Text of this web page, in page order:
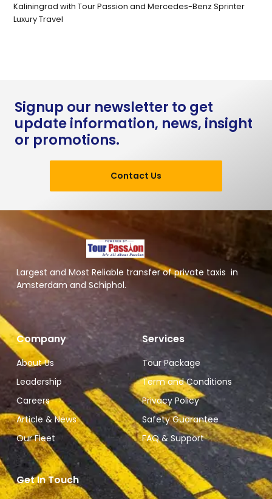
Kaliningrad with Tour Passion and Mercedes-Benz Sprinter
Luxury Travel
Signup our newsletter to get
update information, news, insight
or promotions.
Contact Us
Largest and Most Reliable transfer of private taxis in
Amsterdam and Schiphol.
Company
About Us
Leadership
Careers
Article & News
Our Fleet
Services
Tour Package
Term and Conditions
Privacy Policy
Safety Guarantee
FAQ & Support
Get In Touch